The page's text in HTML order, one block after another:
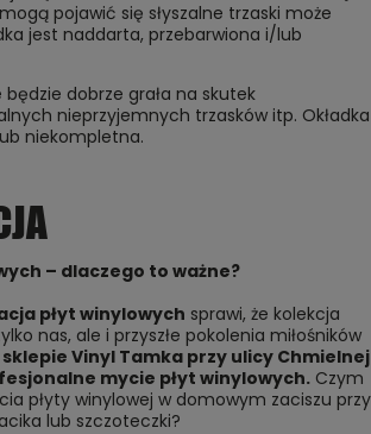
pojawić się słyszalne trzaski może
jest naddarta, przebarwiona i/lub
będzie dobrze grała na skutek
nieprzyjemnych trzasków itp. Okładka
niekompletna.
– dlaczego to ważne?
płyt winylowych sprawi, że kolekcja
nas, ale i przyszłe pokolenia miłośników
sklepie Vinyl Tamka przy ulicy Chmielnej
mycie płyt winylowych. Czym
płyty winylowej w domowym zaciszu przy
lub szczoteczki?